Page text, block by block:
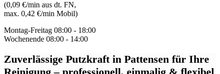
(0,09 €/min aus dt. FN,
max. 0,42 €/min Mobil)
Montag-Freitag 08:00 - 18:00
Wochenende 08:00 - 14:00
Zuverlässige Putzkraft in Pattensen für Ihre